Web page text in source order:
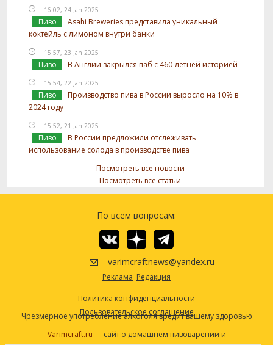
16:02, 24 Jan 2025
Пиво
Asahi Breweries представила уникальный
коктейль с лимоном внутри банки
15:57, 23 Jan 2025
Пиво В Англии закрылся паб с 460-летней историей
15:54, 22 Jan 2025
Пиво
Производство пива в России выросло на 10% в
2024 году
15:52, 21 Jan 2025
Пиво
В России предложили отслеживать
использование солода в производстве пива
Посмотреть все новости
Посмотреть все статьи
По всем вопросам:
varimcraftnews@yandex.ru
Реклама Редакция
Политика конфиденциальности
Пользовательское соглашение
Чрезмерное употребление алкоголя вредит вашему здоровью
Varimcraft.ru — сайт о домашнем пивоварении и